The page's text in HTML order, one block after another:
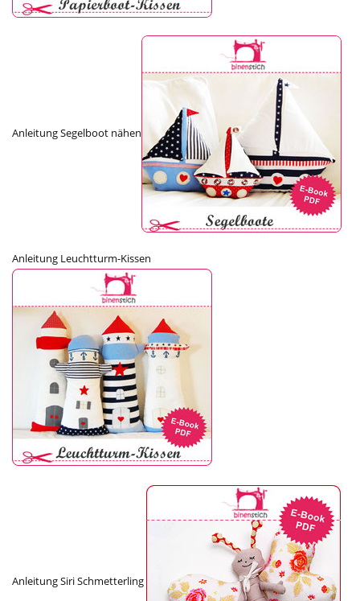
Anleitung Segelboot nähen
Anleitung Leuchtturm-Kissen
Anleitung Siri Schmetterling